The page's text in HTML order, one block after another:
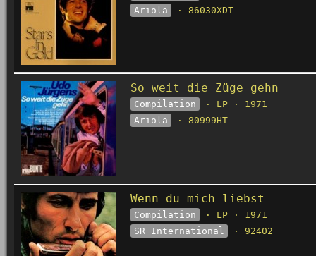
Ariola
· 86030XDT
So weit die Züge gehn
Compilation
· LP · 1971
Ariola
· 80999HT
Wenn du mich liebst
Compilation
· LP · 1971
SR International
· 92402